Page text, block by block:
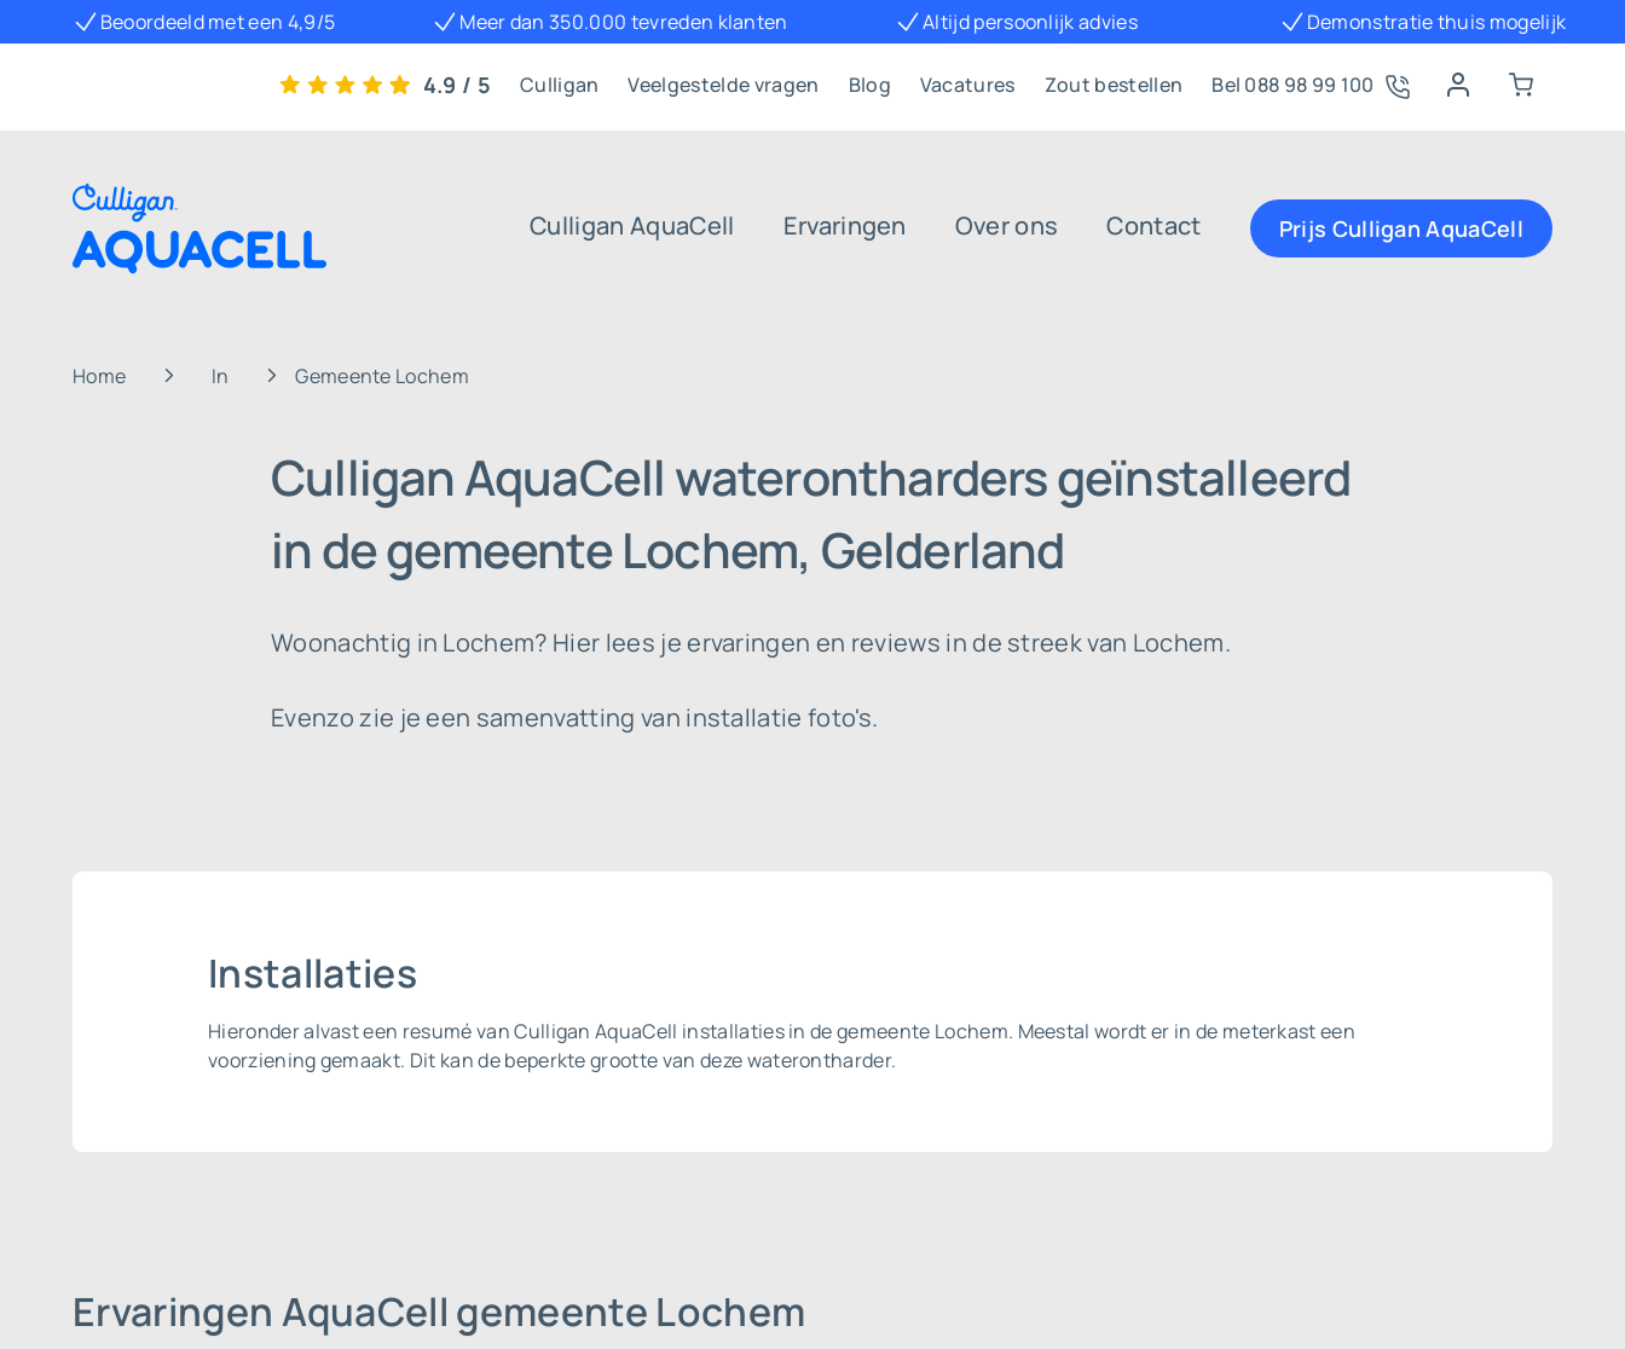
Beoordeeld met een 4,9/5 Meer dan 350.000 tevreden klanten Altijd persoonlijk advies Demonstratie thuis mogelijk
4.9 / 5 Culligan Veelgestelde vragen Blog Vacatures Zout bestellen Bel 088 98 99 100
Culligan AquaCell Ervaringen Over ons Contact Prijs Culligan AquaCell
Home In Gemeente Lochem
Culligan AquaCell waterontharders geïnstalleerd
in de gemeente Lochem, Gelderland
Woonachtig in Lochem? Hier lees je ervaringen en reviews in de streek van Lochem.
Evenzo zie je een samenvatting van installatie foto's.
Installaties
Hieronder alvast een resumé van Culligan AquaCell installaties in de gemeente Lochem. Meestal wordt er in de meterkast een
voorziening gemaakt. Dit kan de beperkte grootte van deze waterontharder.
Ervaringen AquaCell gemeente Lochem